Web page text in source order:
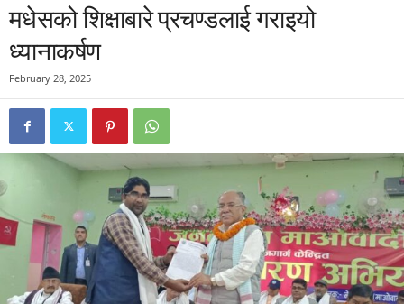
मधेसको शिक्षाबारे प्रचण्डलाई गराइयो
ध्यानाकर्षण
February 28, 2025